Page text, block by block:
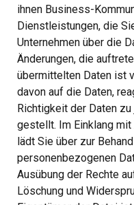
ihnen Business-
Dienstleistungen, die
Unternehmen über die
Änderungen, die
übermittelten Daten ist
davon auf die Daten,
Richtigkeit der Daten
gestellt. Im Einklang
lädt Sie über zur
personenbezogenen
Ausübung der Rechte
Löschung und